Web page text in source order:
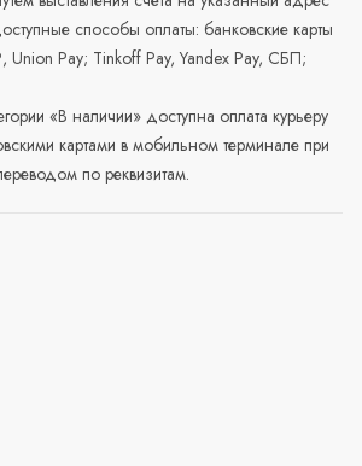
способы оплаты: банковские карты
Pay; Tinkoff Pay, Yandex Pay, СБП;
«В наличии» доступна оплата курьеру
картами в мобильном терминале при
по реквизитам.